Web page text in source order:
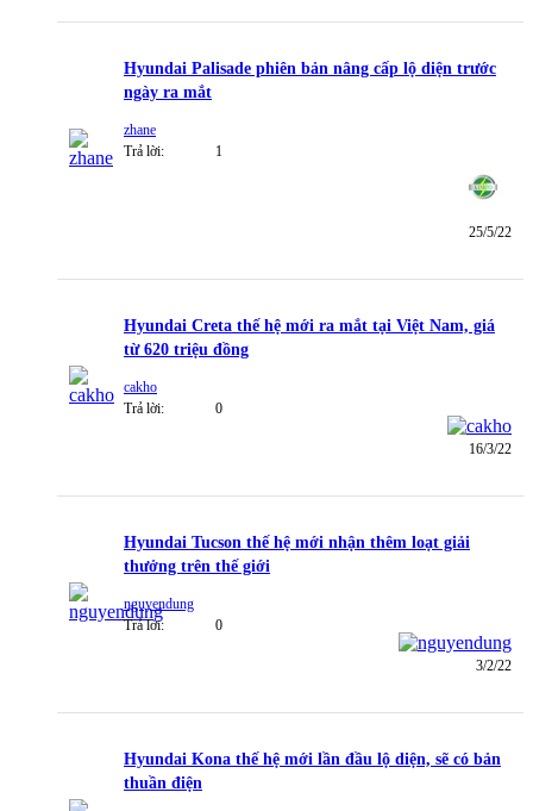
Hyundai Palisade phiên bản nâng cấp lộ diện trước
ngày ra mắt
zhane
Trả lời:
1
25/5/22
Hyundai Creta thế hệ mới ra mắt tại Việt Nam, giá
từ 620 triệu đồng
cakho
Trả lời:
0
16/3/22
Hyundai Tucson thế hệ mới nhận thêm loạt giải
thưởng trên thế giới
nguyendung
Trả lời:
0
3/2/22
Hyundai Kona thế hệ mới lần đầu lộ diện, sẽ có bản
thuần điện